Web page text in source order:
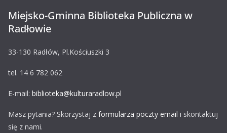
Miejsko-Gminna Biblioteka Publiczna w
Radłowie
33-130 Radłów, Pl.Kościuszki 3
tel. 14 6 782 062
E-mail: biblioteka@kulturaradlow.pl
Masz pytania? Skorzystaj z formularza poczty email i skontaktuj
się z nami.